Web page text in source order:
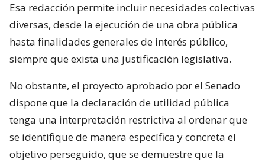
Esa redacción permite incluir necesidades colectivas
diversas, desde la ejecución de una obra pública
hasta finalidades generales de interés público,
siempre que exista una justificación legislativa.
No obstante, el proyecto aprobado por el Senado
dispone que la declaración de utilidad pública
tenga una interpretación restrictiva al ordenar que
se identifique de manera específica y concreta el
objetivo perseguido, que se demuestre que la